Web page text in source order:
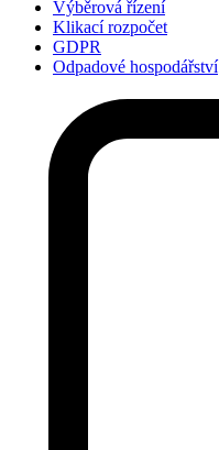
Výběrová řízení
Klikací rozpočet
GDPR
Odpadové hospodářství